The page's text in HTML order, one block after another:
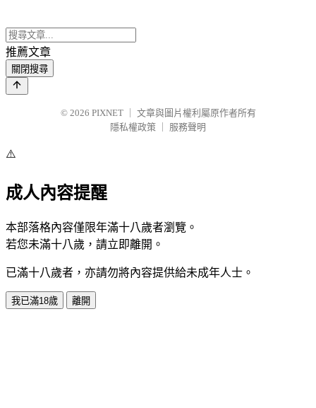
推薦文章
關閉搜尋
© 2026 PIXNET
文章與圖片權利屬原作者所有
隱私權政策
服務聲明
⚠️
成人內容提醒
本部落格內容僅限年滿十八歲者瀏覽。
若您未滿十八歲，請立即離開。
已滿十八歲者，亦請勿將內容提供給未成年人士。
我已滿18歲 離開